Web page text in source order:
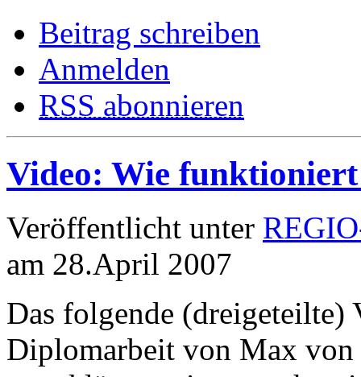
Beitrag schreiben
Anmelden
RSS abonnieren
Video: Wie
Veröffentlicht unter
am 28.April 2007
Das folgende (dreigeteilte)
Diplomarbeit von Max von